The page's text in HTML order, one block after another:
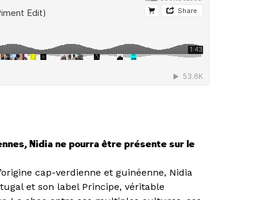
Nidia ne pourra être présente sur le
cap-verdienne et guinéenne, Nidia
et son label Principe, véritable